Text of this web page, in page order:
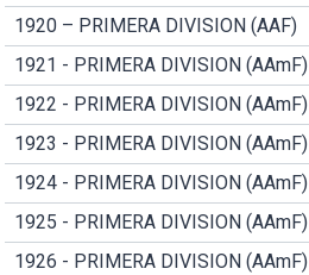
1920 – PRIMERA DIVISION (AAF)
1921 - PRIMERA DIVISION (AAmF)
1922 - PRIMERA DIVISION (AAmF)
1923 - PRIMERA DIVISION (AAmF)
1924 - PRIMERA DIVISION (AAmF)
1925 - PRIMERA DIVISION (AAmF)
1926 - PRIMERA DIVISION (AAmF)